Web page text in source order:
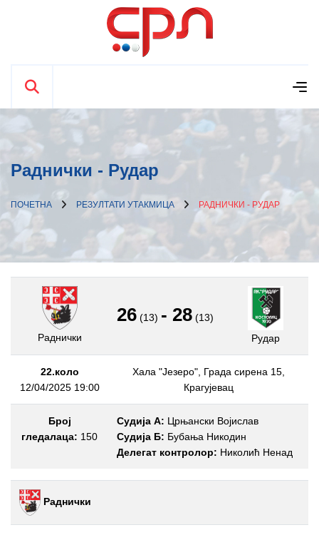
Раднички - Рудар
ПОЧЕТНА РЕЗУЛТАТИ УТАКМИЦА РАДНИЧКИ - РУДАР
Раднички
26 (13) - 28 (13)
Рудар
22.коло
12/04/2025 19:00
Хала "Језеро", Града сирена 15,
Крагујевац
Број
гледалаца: 150
Судија А: Црњански Војислав
Судија Б: Бубања Никодин
Делегат контролор: Николић Ненад
Раднички